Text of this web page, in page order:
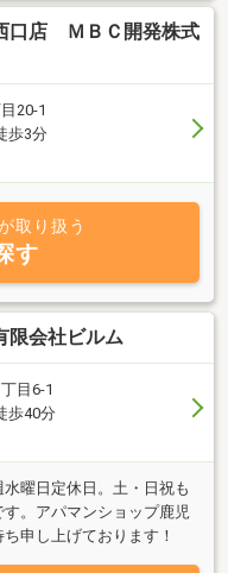
口店 ＭＢＣ開発株式
20-1
歩3分
取り扱う
す
会社ビルム
目6-1
歩40分
曜日定休日。土・日祝も
。アパマンショップ鹿児
申し上げております！